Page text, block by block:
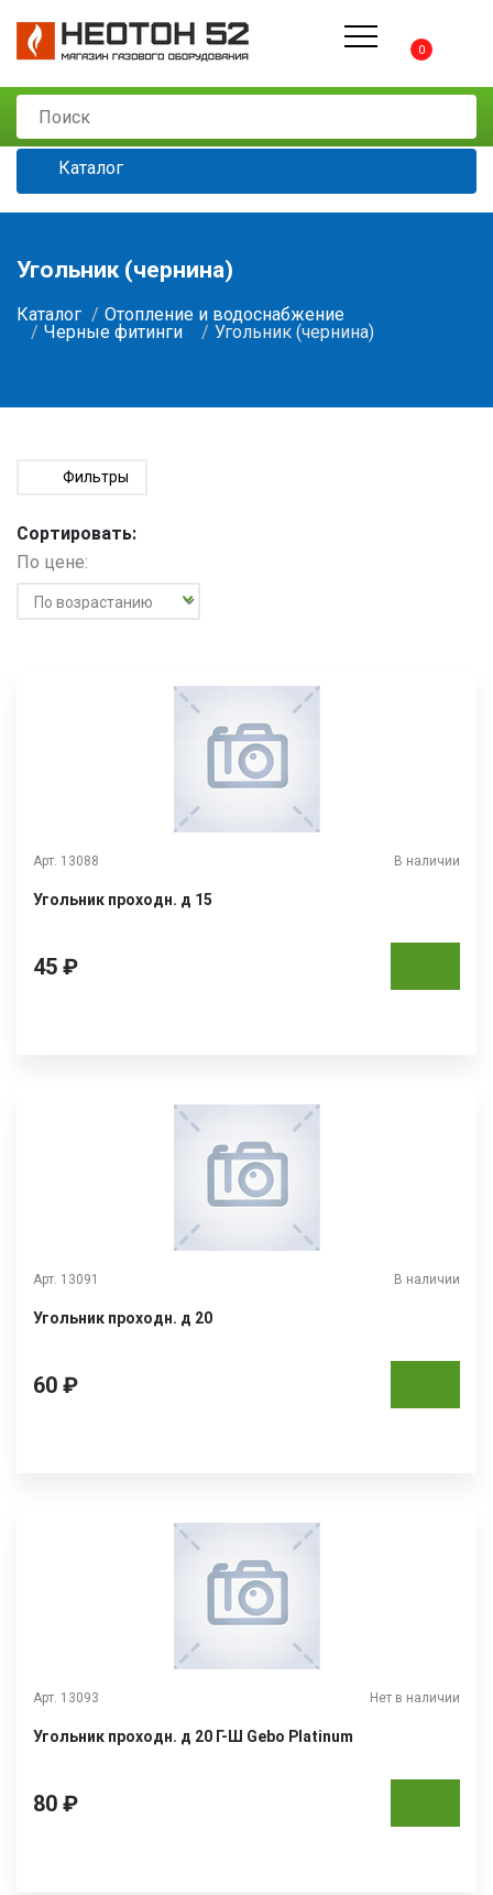
0
Каталог
Угольник (чернина)
Каталог
Отопление и водоснабжение
Черные фитинги
Угольник (чернина)
Фильтры
Сортировать:
По цене:
Арт. 13088 В наличии
Угольник проходн. д 15
45 ₽
Арт. 13091 В наличии
Угольник проходн. д 20
60 ₽
Арт. 13093 Нет в наличии
Угольник проходн. д 20 Г-Ш Gebo Platinum
80 ₽